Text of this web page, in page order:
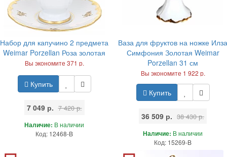
Набор для капучино 2 предмета
Weimar Porzellan Роза золотая
Вы экономите 371 р.
Купить
7 049 р. 7 420 р.
Наличие: В наличии
Код: 12468-B
Ваза для фруктов на ножке Илза
Симфония Золотая Weimar
Porzellan 31 см
Вы экономите 1 922 р.
Купить
36 509 р. 38 430 р.
Наличие: В наличии
Код: 15269-B